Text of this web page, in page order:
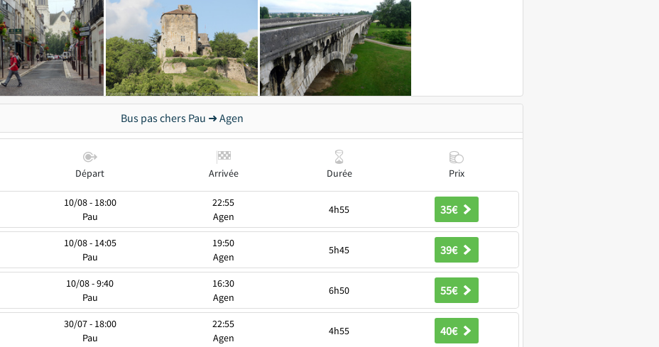
Bus pas chers Pau ➜ Agen
Départ Arrivée Durée Prix
10/08 - 18:00
Pau
22:55
Agen
4h55 35€
10/08 - 14:05
Pau
19:50
Agen
5h45 39€
10/08 - 9:40
Pau
16:30
Agen
6h50 55€
30/07 - 18:00
Pau
22:55
Agen
4h55 40€